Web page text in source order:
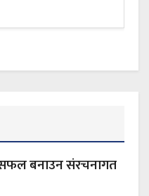
बनाउन संरचनागत